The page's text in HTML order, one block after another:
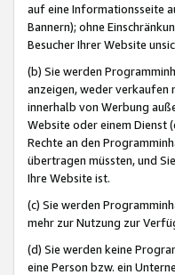
auf eine Informationsseite
Bannern); ohne
Besucher Ihrer Website
(b) Sie werden
anzeigen, weder verkaufen
innerhalb von Werbung
Website oder einem Dienst
Rechte an den
übertragen müssten, und
Ihre Website ist.
(c) Sie werden
mehr zur Nutzung zur
(d) Sie werden keine
eine Person bzw. ein